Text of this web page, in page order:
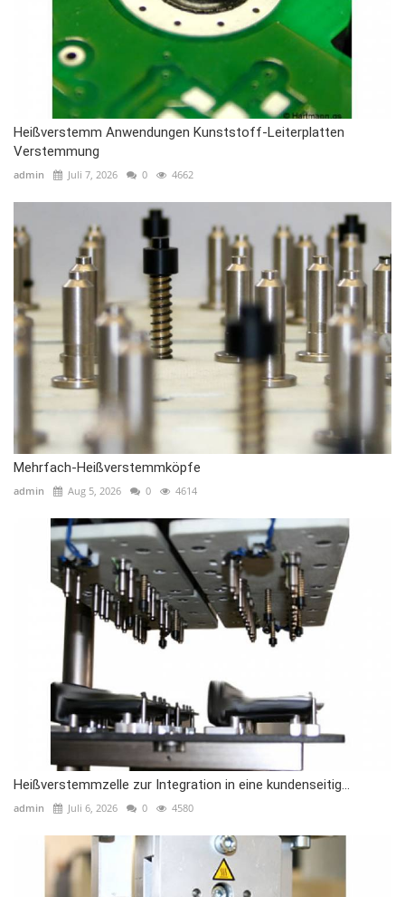
Heißverstemm Anwendungen Kunststoff-Leiterplatten
Verstemmung
admin Juli 7, 2026 0 4662
Mehrfach-Heißverstemmköpfe
admin Aug 5, 2026 0 4614
Heißverstemmzelle zur Integration in eine kundenseitig...
admin Juli 6, 2026 0 4580